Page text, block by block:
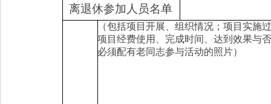
离退休参加人员名单
（包括项目开展、组织情况；项目实施
项目经费使用、完成时间、达到效果与
必须配有老同志参与活动的照片）